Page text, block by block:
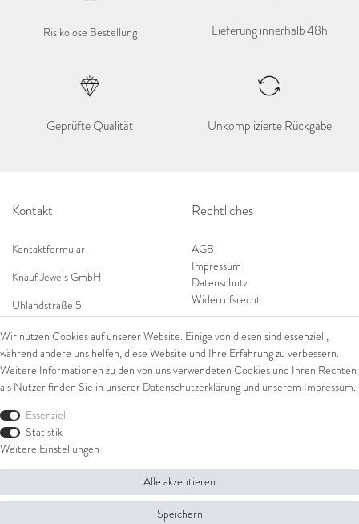
Risikolose Bestellung Lieferung innerhalb 48h
Geprüfte Qualität Unkomplizierte Rückgabe
Kontakt
Kontaktformular
Knauf Jewels GmbH
Uhlandstraße 5
Tel: 0049 (0) 173 84 727 84
Tel: 0044 (0)75 84 79 84 18
E-Mail: info@knauf-jewels.com
Shop
Rechtliches
AGB
Impressum
Datenschutz
Widerrufsrecht
© Copyright 2026 Knauf Jewels GmbH | Alle Rechte vorbehalten.
Wir nutzen Cookies auf unserer Website. Einige von diesen sind essenziell,
während andere uns helfen, diese Website und Ihre Erfahrung zu verbessern.
Weitere Informationen zu den von uns verwendeten Cookies und Ihren Rechten
als Nutzer finden Sie in unserer Daten­schutz­erklärung und unserem Impressum.
Essenziell
Statistik
Weitere Einstellungen
Alle akzeptieren
Speichern